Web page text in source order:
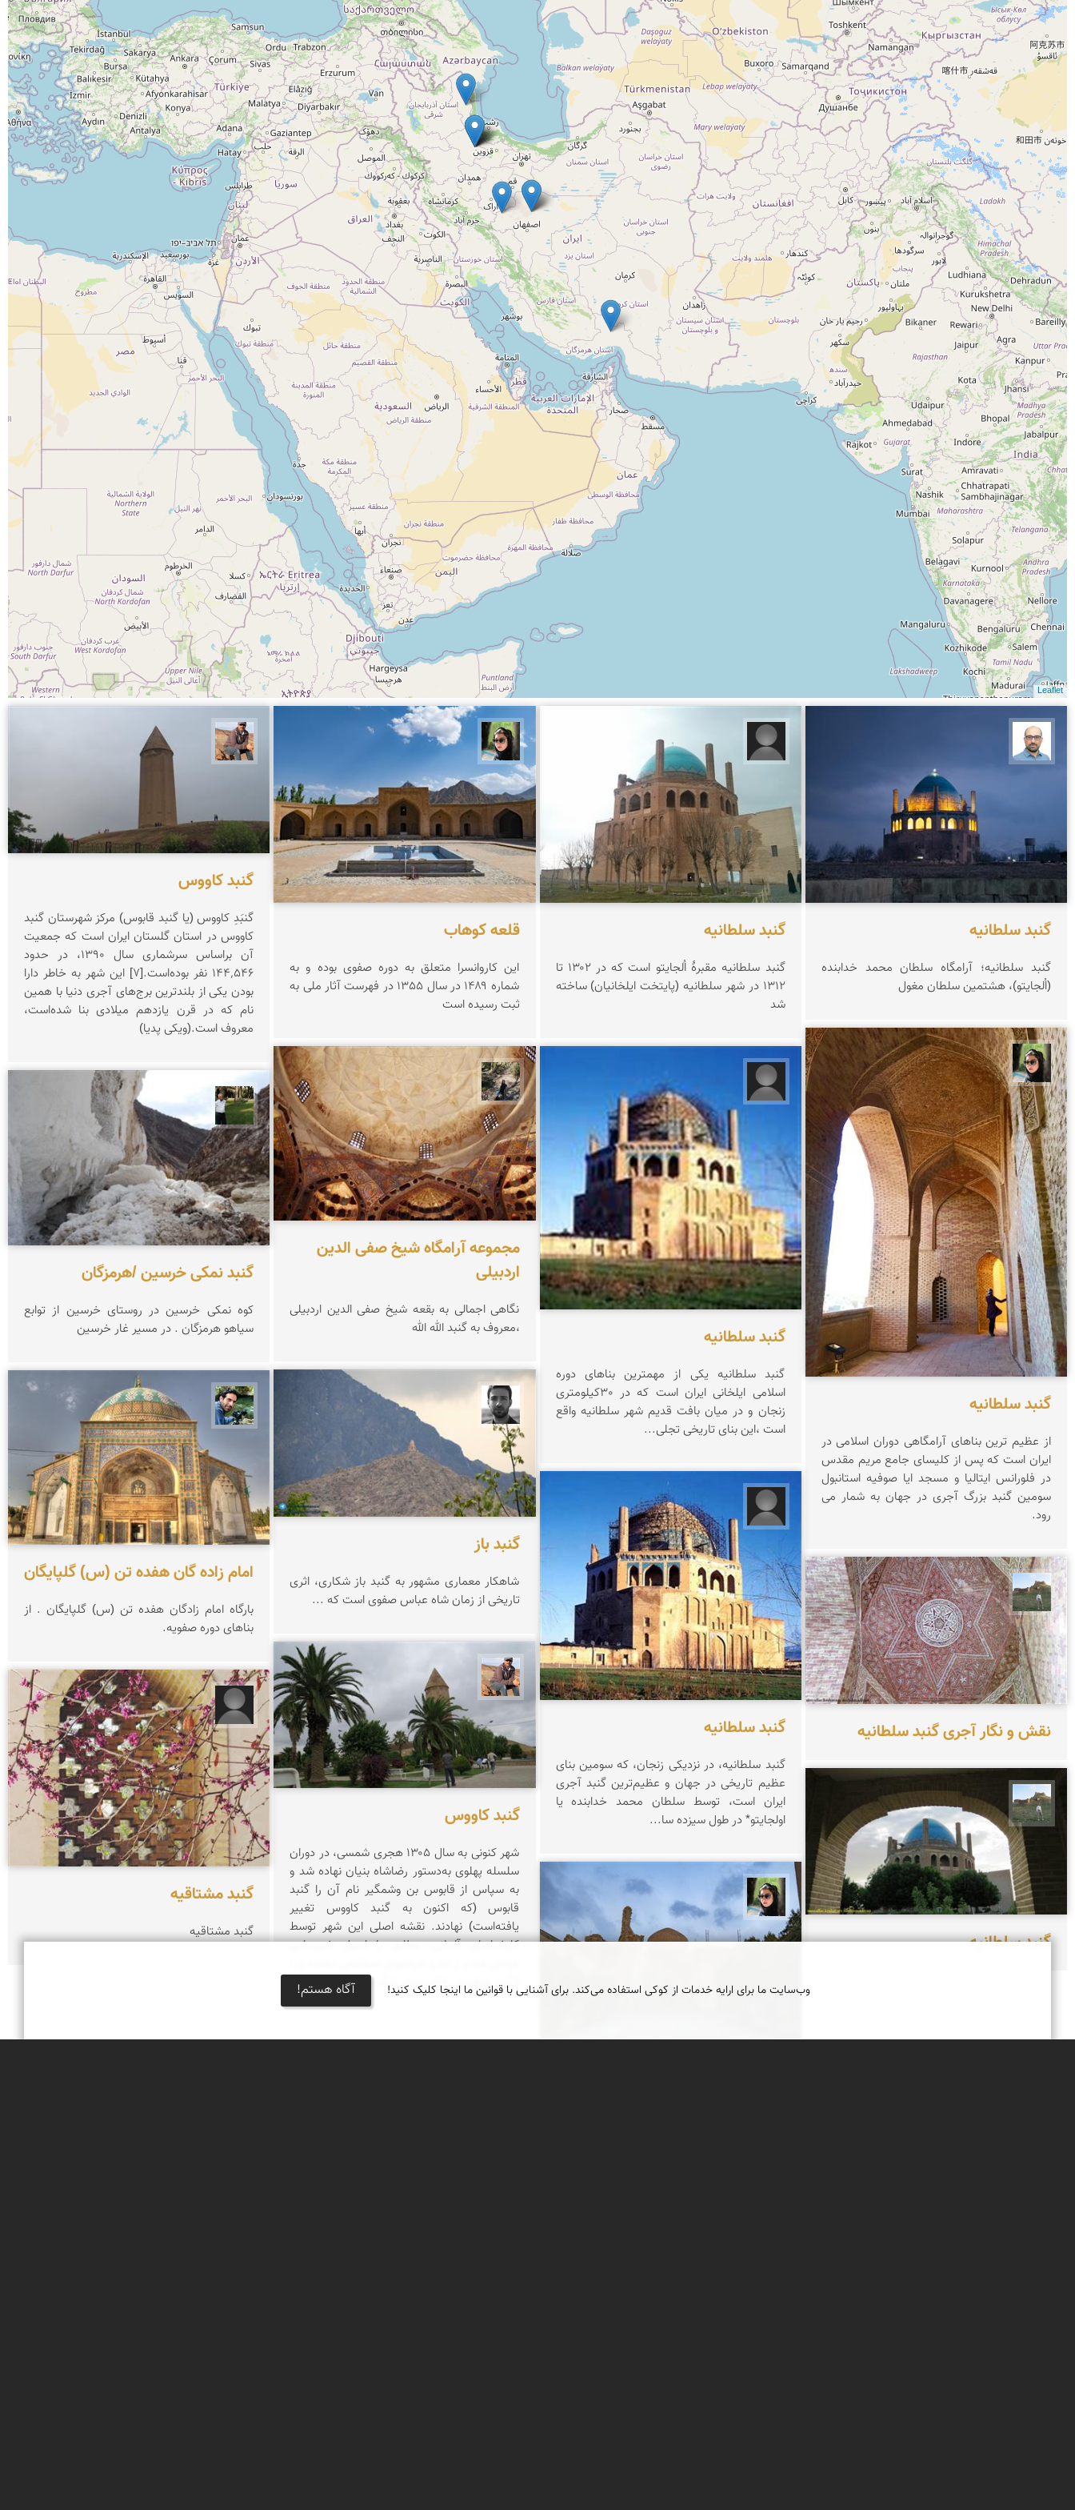
Leaflet
گنبد سلطانیه
گنبد سلطانیه؛ آرامگاه سلطان محمد خدابنده
(اُلجایتو)، هشتمین سلطان مغول
سپیده اصلان
گنبد سلطانیه
از عظیم ترین بناهای آرامگاهی دوران اسلامی در
ایران است که پس از کلیسای جامع مریم مقدس
در فلورانس ایتالیا و مسجد ایا صوفیه استانبول
سومین گنبد بزرگ آجری در جهان به شمار می
رود.
مظفر کشاورزمحمدیان
نقش و نگار آجری گنبد سلطانیه
مظفر کشاورزمحمدیان
گنبد سلطانیه
مرضیه تکفلی
گنبد سلطانیه
گنبد سلطانیه مقبرهٔ اُلجایتو است که در ۱۳۰۲ تا
۱۳۱۲ در شهر سلطانیه (پایتخت ایلخانیان) ساخته
شد
گنبد سلطانیه
گنبد سلطانیه یکی از مهمترین بناهای دوره
اسلامی ایلخانی ایران است که در 30کیلومتری
زنجان و در میان بافت قدیم شهر سلطانیه واقع
است ،این بنای تاریخی تجلی...
شاپرک اعتضادی
گنبد سلطانیه
گنبد سلطانیه، در نزدیكی زنجان، كه سومین بنای
عظیم تاریخی در جهان و عظیم‌ترین گنبد آجری
ایران است، توسط سلطان محمد خدابنده یا
اولجایتو* در طول سیزده سا...
سپیده اصلان
سپیده اصلان
قلعه كوهاب
این کاروانسرا متعلق به دوره صفوی بوده و به
شماره ۱۴۸۹ در سال 1355 در فهرست آثار ملی به
ثبت رسیده است
مونا سلطانی
مجموعه آرامگاه شیخ صفی الدین
اردبیلی
نگاهی اجمالی به بقعه شیخ صفی الدین اردبیلی
،معروف به گنبد الله الله
مجتبی ملانظر
گنبد باز
شاهکار معماری مشهور به گنبد باز شکاری، اثری
تاریخی از زمان شاه عباس صفوی است که ...
جمال زعیمی یزدی
گنبد کاووس
شهر کنونی به سال ۱۳۰۵ هجری شمسی، در دوران
سلسله پهلوی به‌دستور رضاشاه بنیان نهاده شد و
به سپاس از قابوس بن وشمگیر نام آن را گنبد
قابوس (که اکنون به گنبد کاووس تغییر
یافته‌است) نهادند. نقشه اصلی این شهر توسط
کارشناسان آلمانی، مطابق با اصول شهرسازی
الگوی شطرنجی فاقد معابر تنگ و قدیمی است.
جمال زعیمی یزدی
گنبد کاووس
گنبَدِ کاووس (یا گنبد قابوس) مرکز شهرستان گنبد
کاووس در استان گلستان ایران است که جمعیت
آن براساس سرشماری سال ۱۳۹۰، در حدود
۱۴۴٬۵۴۶ نفر بوده‌است.[۷] این شهر به خاطر دارا
بودن یکی از بلندترین برج‌های آجری دنیا با همین
نام که در قرن یازدهم میلادی بنا شده‌است،
معروف است.(ویکی پدیا)
عبدل شعبانی
گنبد نمکی خرسین /هرمزگان
کوه نمکی خرسین در روستای خرسین از توابع
سیاهو هرمزگان . در مسیر غار خرسین
سید محمد حسین ماهری
امام زاده گان هفده تن (س) گلپایگان
بارگاه امام زادگان هفده تن (س) گلپایگان . از
بناهای دوره صفویه.
مبینا کاشانیان
گنبد مشتاقیه
گنبد مشتاقیه
وب‌سایت ما برای ارایه خدمات از کوکی استفاده می‌کند. برای آشنایی با قوانین ما اینجا کلیک کنید! آگاه هستم!